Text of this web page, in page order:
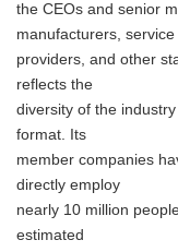
the CEOs and senior
manufacturers, service
providers, and other
reflects the
diversity of the
format. Its
member companies
directly employ
nearly 10 million
estimated